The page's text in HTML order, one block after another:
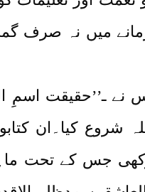
میں نہ صرف
ـ’’حقیقت اسمِ
شروع کیا۔ان
کی بنیاد رکھی جس کے